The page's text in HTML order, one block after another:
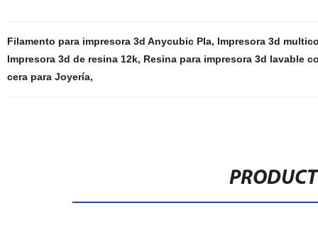
Filamento para impresora 3d Anycubic Pla, Impresora 3d
Impresora 3d de resina 12k, Resina para impresora 3d lavable
cera para Joyería,